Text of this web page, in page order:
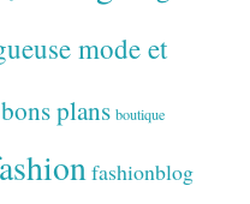
mode et
bons plans boutique
fashionblog